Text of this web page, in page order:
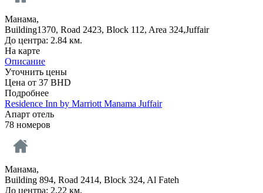
Манама,
Building1370, Road 2423, Block 112, Area 324,Juffair
До центра: 2.84 км.
На карте
Описание
Уточнить цены
Цена от 37 BHD
Подробнее
Residence Inn by Marriott Manama Juffair
Апарт отель
78 номеров
Манама,
Building 894, Road 2414, Block 324, Al Fateh
До центра: 2.22 км.